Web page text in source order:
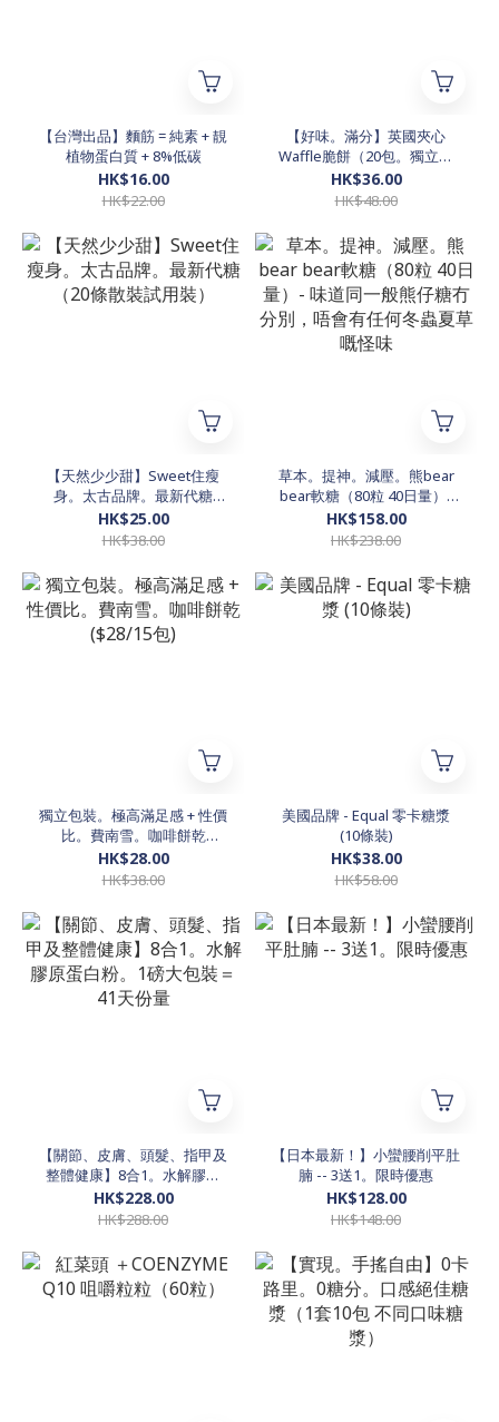
【台灣出品】麵筋 = 純素 + 靚
植物蛋白質 + 8%低碳
HK$16.00
HK$22.00
【好味。滿分】英國夾心
Waffle脆餅（20包。獨立。
散裝）
HK$36.00
HK$48.00
【天然少少甜】Sweet住瘦
身。太古品牌。最新代糖
（20條散裝試用裝）
HK$25.00
HK$38.00
草本。提神。減壓。熊bear
bear軟糖（80粒 40日量）-
味道同一般熊仔糖冇分別，唔
會有任何冬蟲夏草嘅怪味
HK$158.00
HK$238.00
獨立包裝。極高滿足感 + 性價
比。費南雪。咖啡餅乾
($28/15包)
HK$28.00
HK$38.00
美國品牌 - Equal 零卡糖漿
(10條裝)
HK$38.00
HK$58.00
【關節、皮膚、頭髮、指甲及
整體健康】8合1。水解膠原
蛋白粉。1磅大包裝＝ 41天份
量
HK$228.00
HK$288.00
【日本最新！】小蠻腰削平肚
腩 -- 3送1。限時優惠
HK$128.00
HK$148.00